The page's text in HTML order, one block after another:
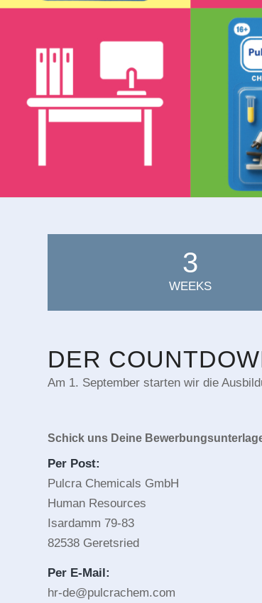
3
WEEKS
DER
Am 1. September starten wir die
Schick uns Deine
Per Post:
Pulcra Chemicals GmbH
Human Resources
Isardamm 79-83
82538 Geretsried
Per E-Mail:
hr-de@pulcrachem.com